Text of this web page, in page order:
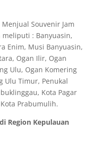
Souvenir Jam
: Banyuasin,
Enim, Musi Banyuasin,
Ogan Ilir, Ogan
Ulu, Ogan Komering
Ulu Timur, Penukal
Kota Pagar
Prabumulih.
Region Kepulauan